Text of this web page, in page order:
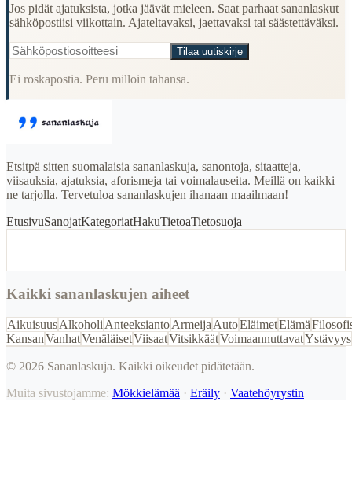
Jos pidät ajatuksista, jotka jäävät mieleen. Saat parhaat sananlaskut
sähköpostiisi viikottain. Ajateltavaksi, jaettavaksi tai säästettäväksi.
Tilaa uutiskirje
Ei roskapostia. Peru milloin tahansa.
Etsitpä sitten suomalaisia sananlaskuja, sanontoja, sitaatteja,
viisauksia, ajatuksia, aforismeja tai voimalauseita. Meillä on kaikki
ne tarjolla. Tervetuloa sananlaskujen ihanaan maailmaan!
EtusivuSanojatKategoriatHakuTietoaTietosuoja
Kaikki sananlaskujen aiheet
AikuisuusAlkoholi AnteeksiantoArmeija AutoEläimetElämä
KansanVanhatVenäläisetViisaatVitsikkäätVoimaannuttavatYstävyys
© 2026 Sananlaskuja. Kaikki oikeudet pidätetään.
Muita sivustojamme: Mökkielämää · Eräily · Vaatehöyrystin